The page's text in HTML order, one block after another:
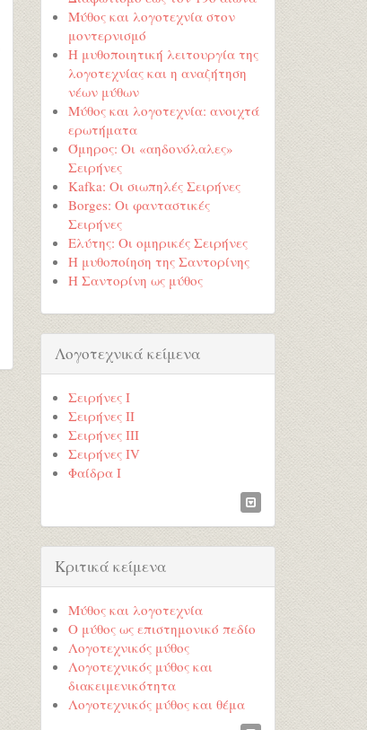
Μύθος και λογοτεχνία στον
μοντερνισμό
Η μυθοποιητική λειτουργία της
λογοτεχνίας και η αναζήτηση
νέων μύθων
Μύθος και λογοτεχνία: ανοιχτά
ερωτήματα
Όμηρος: Οι «αηδονόλαλες»
Σειρήνες
Kafka: Οι σιωπηλές Σειρήνες
Borges: Οι φανταστικές
Σειρήνες
Ελύτης: Οι ομηρικές Σειρήνες
Η μυθοποίηση της Σαντορίνης
Η Σαντορίνη ως μύθος
Λογοτεχνικά κείμενα
Σειρήνες Ι
Σειρήνες ΙΙ
Σειρήνες ΙΙΙ
Σειρήνες ΙV
Φαίδρα Ι
Κριτικά κείμενα
Μύθος και λογοτεχνία
Ο μύθος ως επιστημονικό πεδίο
Λογοτεχνικός μύθος
Λογοτεχνικός μύθος και
διακειμενικότητα
Λογοτεχνικός μύθος και θέμα